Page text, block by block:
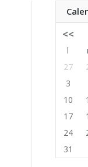
<<
l
27
3
10
17
24
31